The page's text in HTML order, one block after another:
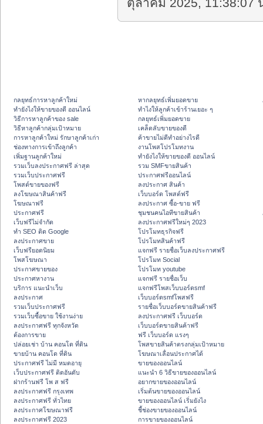
ตุลาคม 2025, 11:38:07
กลยุทธ์การหาลูกค้าใหม่
ทํายังไงให้ขายของดี ออนไลน์
วิธีการหาลูกค้าของ sale
วิธีหาลูกค้ากลุ่มเป้าหมาย
การหาลูกค้าใหม่ รักษาลูกค้าเก่า
ช่องทางการเข้าถึงลูกค้า
เพิ่มฐานลูกค้าใหม่
รวมเว็บลงประกาศฟรี ล่าสุด
รวมเว็บประกาศฟรี
โพสต์ขายของฟรี
ลงโฆษณาสินค้าฟรี
โฆษณาฟรี
ประกาศฟรี
เว็บฟรีไม่จำกัด
ทำ SEO ติด Google
ลงประกาศขาย
เว็บฟรียอดนิยม
โพสโฆษณา
ประกาศขายของ
ประกาศหางาน
บริการ แนะนำเว็บ
ลงประกาศ
รวมเว็บประกาศฟรี
รวมเว็บซื้อขาย ใช้งานง่าย
ลงประกาศฟรี ทุกจังหวัด
ต้องการขาย
ปล่อยเช่า บ้าน คอนโด ที่ดิน
ขายบ้าน คอนโด ที่ดิน
ประกาศฟรี ไม่มี หมดอายุ
เว็บประกาศฟรี ติดอันดับ
ฝากร้านฟรี โพ ส ฟรี
ลงประกาศฟรี กรุงเทพ
ลงประกาศฟรี ทั่วไทย
ลงประกาศโฆษณาฟรี
ลงประกาศฟรี 2023
หากลยุทธ์เพิ่มยอดขาย
ทําไงให้ลูกค้าเข้าร้านเยอะ ๆ
กลยุทธ์เพิ่มยอดขาย
เคล็ดลับขายของดี
ค้าขายไม่ดีทำอย่างไรดี
งานโพสโปรโมทงาน
ทํายังไงให้ขายของดี ออนไลน์
รวม SMFขายสินค้า
ประกาศฟรีออนไลน์
ลงประกาศ สินค้า
เว็บบอร์ด โพสต์ฟรี
ลงประกาศ ซื้อ-ขาย ฟรี
ชุมชนคนไอทีขายสินค้า
ลงประกาศฟรีใหม่ๆ 2023
โปรโมทธุรกิจฟรี
โปรโมทสินค้าฟรี
แจกฟรี รายชื่อเว็บลงประกาศฟรี
โปรโมท Social
โปรโมท youtube
แจกฟรี รายชื่อเว็บ
แจกฟรีโพสเว็บบอร์ดsmf
เว็บบอร์ดsmfโพสฟรี
รายชื่อเว็บบอร์ดขายสินค้าฟรี
ลงประกาศฟรี เว็บบอร์ด
เว็บบอร์ดขายสินค้าฟรี
ฟรี เว็บบอร์ด แรงๆ
โพสขายสินค้าตรงกลุ่มเป้าหมาย
โฆษณาเลื่อนประกาศได้
ขายของออนไลน์
แนะนำ 6 วิธีขายของออนไลน์
อยากขายของออนไลน์
เริ่มต้นขายของออนไลน์
ขายของออนไลน์ เริ่มยังไง
ชี้ช่องขายของออนไลน์
การขายของออนไลน์